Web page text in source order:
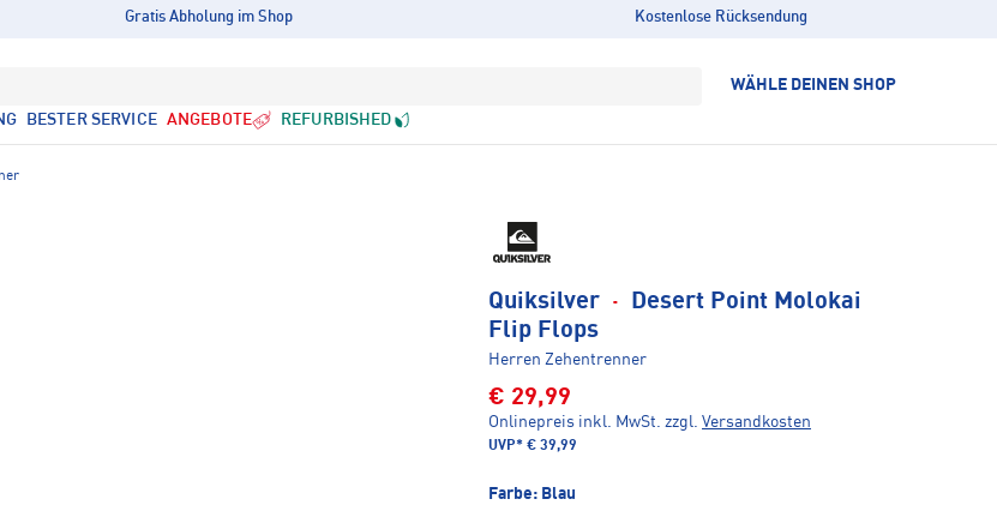
Gratis Abholung im Shop Kostenlose Rücksendung
WÄHLE DEINEN SHOP
BESTER SERVICE ANGEBOTE REFURBISHED
Quiksilver · Desert Point Molokai
Flip Flops
Herren Zehentrenner
€ 29,99
Onlinepreis inkl. MwSt. zzgl. Versandkosten
UVP* € 39,99
Farbe: Blau